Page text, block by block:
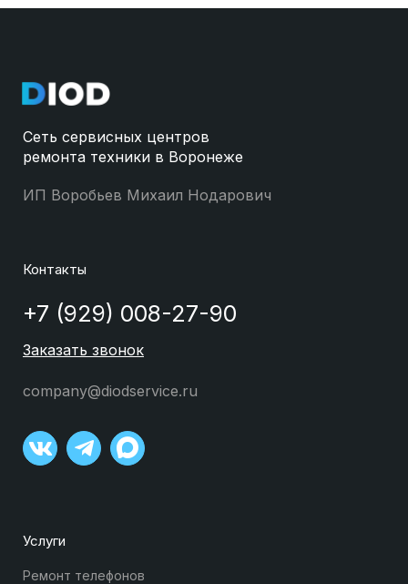
Сеть сервисных центров
ремонта техники в Воронеже
ИП Воробьев Михаил Нодарович
Контакты
+7 (929) 008-27-90
Заказать звонок
company@diodservice.ru
Услуги
Ремонт телефонов